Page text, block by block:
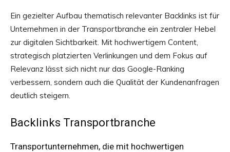
Ein gezielter Aufbau thematisch relevanter Backlinks ist für
Unternehmen in der Transportbranche ein zentraler Hebel
zur digitalen Sichtbarkeit. Mit hochwertigem Content,
strategisch platzierten Verlinkungen und dem Fokus auf
Relevanz lässt sich nicht nur das Google-Ranking
verbessern, sondern auch die Qualität der Kundenanfragen
deutlich steigern.
Backlinks Transportbranche
Transportunternehmen, die mit hochwertigen